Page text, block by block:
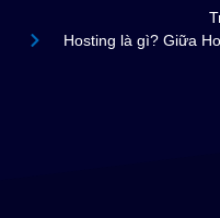
Hosting là gì? Giữa